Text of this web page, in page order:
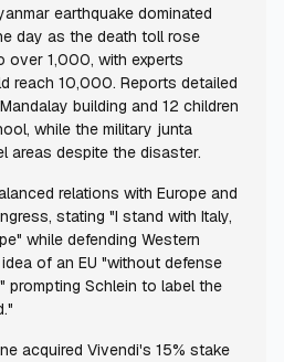
earthquake dominated
day as the death toll rose
over 1,000, with experts
reach 10,000. Reports detailed
building and 12 children
while the military junta
areas despite the disaster.
relations with Europe and
stating "I stand with Italy,
while defending Western
of an EU "without defense
prompting Schlein to label the
acquired Vivendi's 15% stake